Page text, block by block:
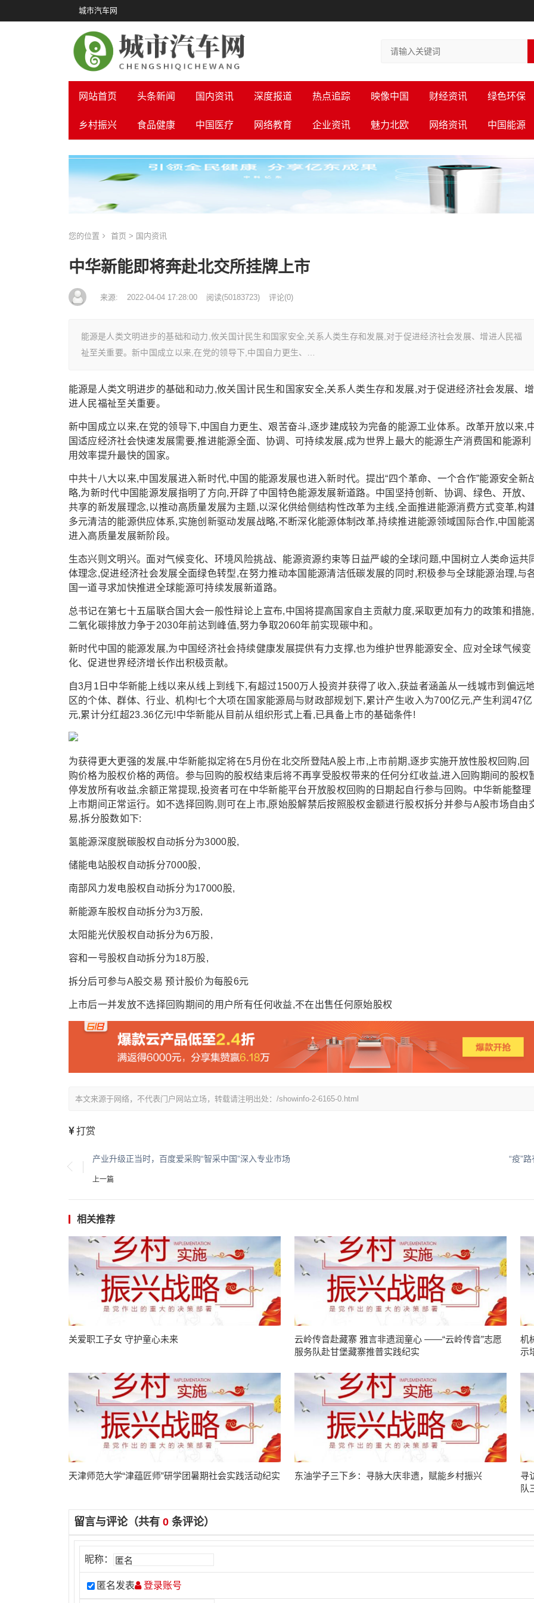
城市汽车网
网站首页 头条新闻 国内资讯 深度报道 热点追踪 映像中国 财经资讯 绿色环保
乡村振兴 食品健康 中国医疗 网络教育 企业资讯 魅力北欧 网络资讯 中国能源
您的位置 首页 > 国内资讯
中华新能即将奔赴北交所挂牌上市
来源: 2022-04-04 17:28:00 阅读(50183723) 评论(0)
能源是人类文明进步的基础和动力,攸关国计民生和国家安全,关系人类生存和发展,对于促进经济社会发展、增进人民福
祉至关重要。新中国成立以来,在党的领导下,中国自力更生、…
能源是人类文明进步的基础和动力,攸关国计民生和国家安全,关系人类生存和发展,对于促进经济社会发展、增
进人民福祉至关重要。
新中国成立以来,在党的领导下,中国自力更生、艰苦奋斗,逐步建成较为完备的能源工业体系。改革开放以来,
国适应经济社会快速发展需要,推进能源全面、协调、可持续发展,成为世界上最大的能源生产消费国和能源利
用效率提升最快的国家。
中共十八大以来,中国发展进入新时代,中国的能源发展也进入新时代。提出“四个革命、一个合作”能源安全新
略,为新时代中国能源发展指明了方向,开辟了中国特色能源发展新道路。中国坚持创新、协调、绿色、开放、
共享的新发展理念,以推动高质量发展为主题,以深化供给侧结构性改革为主线,全面推进能源消费方式变革,构
多元清洁的能源供应体系,实施创新驱动发展战略,不断深化能源体制改革,持续推进能源领域国际合作,中国能
进入高质量发展新阶段。
生态兴则文明兴。面对气候变化、环境风险挑战、能源资源约束等日益严峻的全球问题,中国树立人类命运共
体理念,促进经济社会发展全面绿色转型,在努力推动本国能源清洁低碳发展的同时,积极参与全球能源治理,与
国一道寻求加快推进全球能源可持续发展新道路。
总书记在第七十五届联合国大会一般性辩论上宣布,中国将提高国家自主贡献力度,采取更加有力的政策和措施,
二氧化碳排放力争于2030年前达到峰值,努力争取2060年前实现碳中和。
新时代中国的能源发展,为中国经济社会持续健康发展提供有力支撑,也为维护世界能源安全、应对全球气候变
化、促进世界经济增长作出积极贡献。
自3月1日中华新能上线以来从线上到线下,有超过1500万人投资并获得了收入,获益者涵盖从一线城市到偏远
区的个体、群体、行业、机构!七个大项在国家能源局与财政部规划下,累计产生收入为700亿元,产生利润47亿
元,累计分红超23.36亿元!中华新能从目前从组织形式上看,已具备上市的基础条件!
为获得更大更强的发展,中华新能拟定将在5月份在北交所登陆A股上市,上市前期,逐步实施开放性股权回购,回
购价格为股权价格的两倍。参与回购的股权结束后将不再享受股权带来的任何分红收益,进入回购期间的股权
停发放所有收益,余额正常提现,投资者可在中华新能平台开放股权回购的日期起自行参与回购。中华新能整理
上市期间正常运行。如不选择回购,则可在上市,原始股解禁后按照股权金额进行股权拆分并参与A股市场自由
易,拆分股数如下:
氢能源深度脱碳股权自动拆分为3000股,
储能电站股权自动拆分7000股,
南部风力发电股权自动拆分为17000股,
新能源车股权自动拆分为3万股,
太阳能光伏股权自动拆分为6万股,
容和一号股权自动拆分为18万股,
拆分后可参与A股交易 预计股价为每股6元
上市后一并发放不选择回购期间的用户所有任何收益,不在出售任何原始股权
本文来源于网络，不代表门户网站立场，转载请注明出处：/showinfo-2-6165-0.html
打赏
产业升级正当时，百度爱采购“智采中国”深入专业市场
上一篇
“疫”
相关推荐
关爱职工子女 守护童心未来
云岭传音赴藏寨 雅言非遗润童心 ——“云岭传音”志愿
服务队赴甘堡藏寨推普实践纪实
机
示
天津师范大学“津蕴匠师”研学团暑期社会实践活动纪实 东油学子三下乡：寻脉大庆非遗，赋能乡村振兴
寻
队
留言与评论（共有 0条评论）
昵称：
匿名发表 登录账号